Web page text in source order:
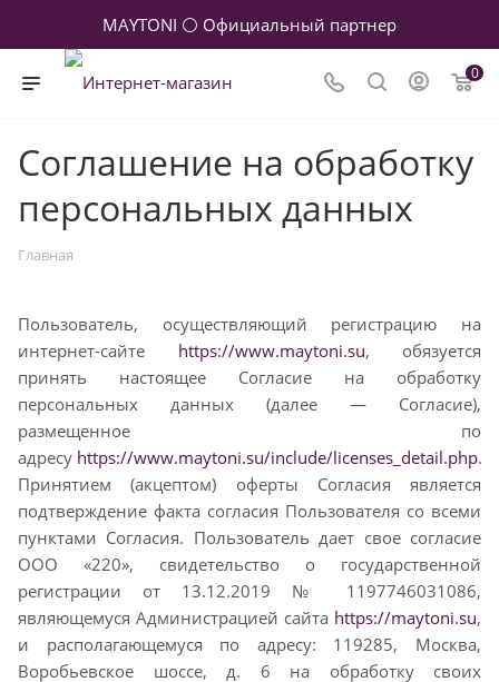
MAYTONI ⚪ Официальный партнер
0
Соглашение на обработку
персональных данных
Главная
Пользователь, осуществляющий регистрацию на
интернет-сайте https://www.maytoni.su, обязуется
принять настоящее Согласие на обработку
персональных данных (далее — Согласие),
размещенное по
адресу https://www.maytoni.su/include/licenses_detail.php.
Принятием (акцептом) оферты Согласия является
подтверждение факта согласия Пользователя со всеми
пунктами Согласия. Пользователь дает свое согласие
ООО «220», свидетельство о государственной
регистрации от 13.12.2019 № 1197746031086,
являющемуся Администрацией сайта https://maytoni.su,
и располагающемуся по адресу: 119285, Москва,
Воробьевское шоссе, д. 6 на обработку своих